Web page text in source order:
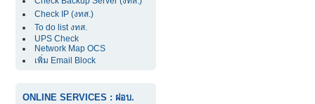
Check IP (งทส.)
To do list งทส.
UPS Check
Network Map OCS
เพิ่ม Email Block
ONLINE SERVICES : ฝอบ.